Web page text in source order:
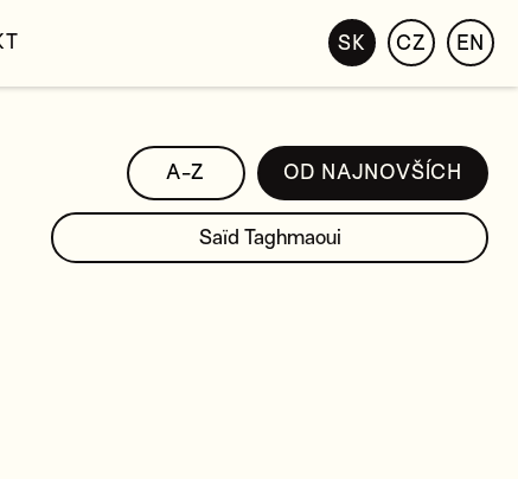
SK CZ EN
OD NAJNOVŠÍCH
A-Z